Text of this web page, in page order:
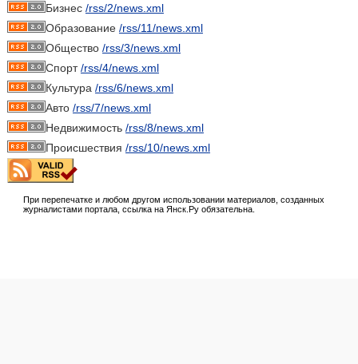
Бизнес /rss/2/news.xml
Образование /rss/11/news.xml
Общество /rss/3/news.xml
Спорт/rss/4/news.xml
Культура /rss/6/news.xml
Авто /rss/7/news.xml
Недвижимость /rss/8/news.xml
Происшествия /rss/10/news.xml
При перепечатке и любом другом использовании материалов, созданных
журналистами портала, ссылка на Янск.Ру обязательна.